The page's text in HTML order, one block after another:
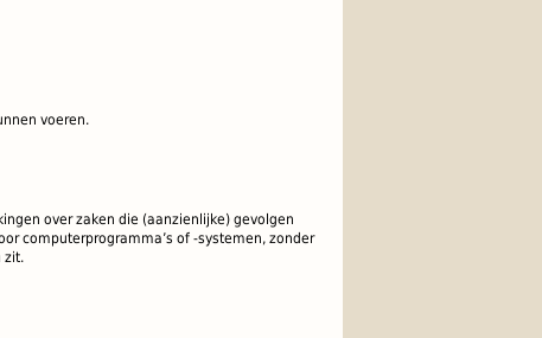
voeren.
over zaken die (aanzienlijke) gevolgen
computerprogramma’s of -systemen, zonder
zit.